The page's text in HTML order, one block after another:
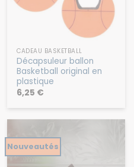
CADEAU BASKETBALL
Décapsuleur ballon
Basketball original en
plastique
6,25 €
Nouveautés